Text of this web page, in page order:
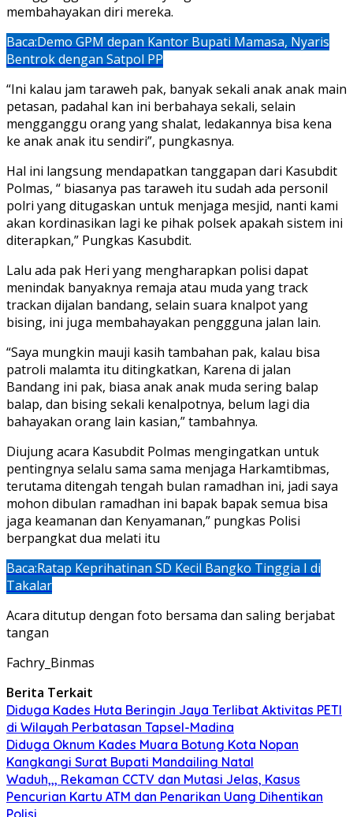
membahayakan diri mereka.
Baca:Demo GPM depan Kantor Bupati Mamasa, Nyaris
Bentrok dengan Satpol PP
“Ini kalau jam taraweh pak, banyak sekali anak anak main
petasan, padahal kan ini berbahaya sekali, selain
mengganggu orang yang shalat, ledakannya bisa kena
ke anak anak itu sendiri”, pungkasnya.
Hal ini langsung mendapatkan tanggapan dari Kasubdit
Polmas, “ biasanya pas taraweh itu sudah ada personil
polri yang ditugaskan untuk menjaga mesjid, nanti kami
akan kordinasikan lagi ke pihak polsek apakah sistem ini
diterapkan,” Pungkas Kasubdit.
Lalu ada pak Heri yang mengharapkan polisi dapat
menindak banyaknya remaja atau muda yang track
trackan dijalan bandang, selain suara knalpot yang
bising, ini juga membahayakan penggguna jalan lain.
“Saya mungkin mauji kasih tambahan pak, kalau bisa
patroli malamta itu ditingkatkan, Karena di jalan
Bandang ini pak, biasa anak anak muda sering balap
balap, dan bising sekali kenalpotnya, belum lagi dia
bahayakan orang lain kasian,” tambahnya.
Diujung acara Kasubdit Polmas mengingatkan untuk
pentingnya selalu sama sama menjaga Harkamtibmas,
terutama ditengah tengah bulan ramadhan ini, jadi saya
mohon dibulan ramadhan ini bapak bapak semua bisa
jaga keamanan dan Kenyamanan,” pungkas Polisi
berpangkat dua melati itu
Baca:Ratap Keprihatinan SD Kecil Bangko Tinggia I di
Takalar
Acara ditutup dengan foto bersama dan saling berjabat
tangan
Fachry_Binmas
Berita Terkait
Diduga Kades Huta Beringin Jaya Terlibat Aktivitas PETI
di Wilayah Perbatasan Tapsel-Madina
Diduga Oknum Kades Muara Botung Kota Nopan
Kangkangi Surat Bupati Mandailing Natal
Waduh,,, Rekaman CCTV dan Mutasi Jelas, Kasus
Pencurian Kartu ATM dan Penarikan Uang Dihentikan
Polisi